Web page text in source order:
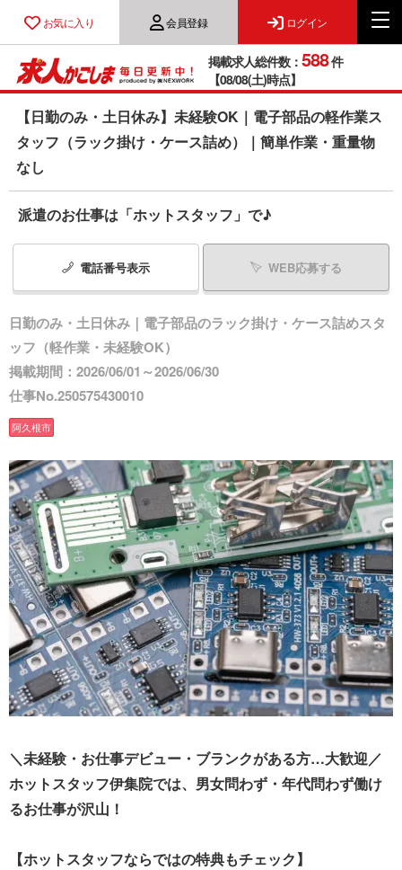
お気に入り 会員登録 ログイン
掲載求人総件数： 588件
【08/08(土)時点】
【日勤のみ・土日休み】未経験OK｜電子部品の軽作業ス
タッフ（ラック掛け・ケース詰め）｜簡単作業・重量物
なし
派遣のお仕事は「ホットスタッフ」で♪
電話番号表示 WEB応募する
日勤のみ・土日休み｜電子部品のラック掛け・ケース詰めスタ
ッフ（軽作業・未経験OK）
掲載期間：2026/06/01～2026/06/30
仕事No.250575430010
阿久根市
＼未経験・お仕事デビュー・ブランクがある方…大歓迎／
ホットスタッフ伊集院では、男女問わず・年代問わず働け
るお仕事が沢山！
【ホットスタッフならではの特典もチェック】